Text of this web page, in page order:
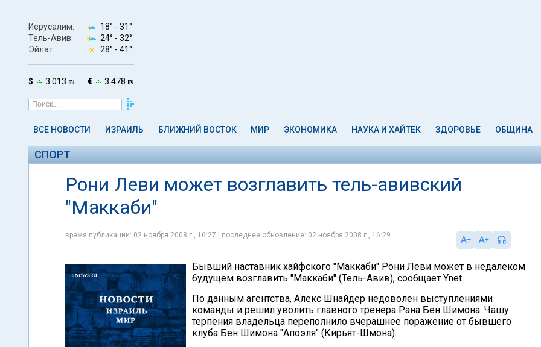
Иерусалим: 18° - 31°
Тель-Авив:
24° - 32°
Эйлат:
28° - 41°
$ 3.013 ₪ € 3.478 ₪
ВСЕ НОВОСТИ ИЗРАИЛЬ БЛИЖНИЙ ВОСТОК МИР ЭКОНОМИКА НАУКА И ХАЙТЕК ЗДОРОВЬЕ ОБЩИНА
СПОРТ
Рони Леви может возглавить тель-авивский
"Маккаби"
время публикации: 02 ноября 2008 г., 16:27 | последнее обновление: 02 ноября 2008 г., 16:29
Бывший наставник хайфского "Маккаби" Рони Леви может в недалеком
будущем возглавить "Маккаби" (Тель-Авив), сообщает Ynet.
По данным агентства, Алекс Шнайдер недоволен выступлениями
команды и решил уволить главного тренера Рана Бен Шимона. Чашу
терпения владельца переполнило вчерашнее поражение от бывшего
клуба Бен Шимона "Апоэля" (Кирьят-Шмона).